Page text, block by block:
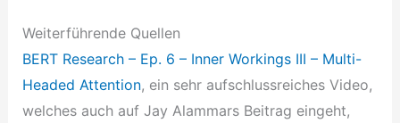
Weiterführende Quellen
BERT Research – Ep. 6 – Inner Workings III – Multi-
Headed Attention, ein sehr aufschlussreiches Video,
welches auch auf Jay Alammars Beitrag eingeht,